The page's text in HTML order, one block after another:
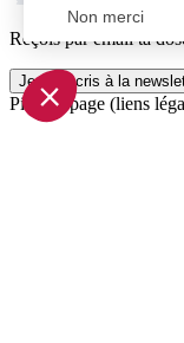
Non merci
Axeptio consent
Plateforme de
Notre plateforme
Reçois par email ta
Je m'inscris à la
Pied de page (liens